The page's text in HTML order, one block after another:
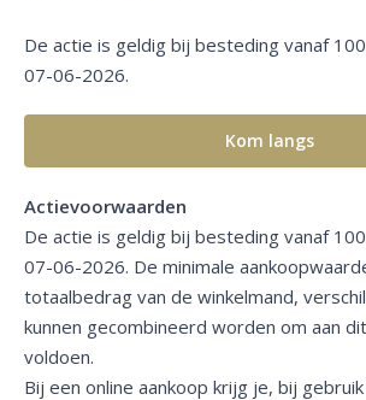
De actie is geldig bij besteding vanaf
07-06-2026.
Kom langs
Actievoorwaarden
De actie is geldig bij besteding vanaf
07-06-2026. De minimale
totaalbedrag van de winkelmand,
kunnen gecombineerd worden om aan
voldoen.
Bij een online aankoop krijg je, bij